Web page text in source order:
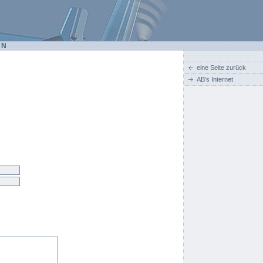
eine Seite zurück
AB’s Internet